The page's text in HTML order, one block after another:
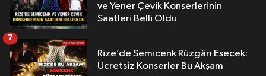
ve Yener Çevik Konserlerinin
Saatleri Belli Oldu
Rize’de Semicenk Rüzgârı Esecek:
Ücretsiz Konserler Bu Akşam
7